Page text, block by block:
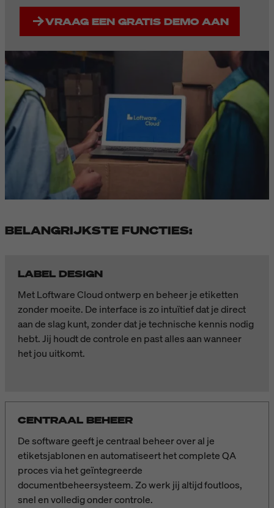
VRAAG EEN GRATIS DEMO AAN
BELANGRIJKSTE FUNCTIES:
LABEL DESIGN
Met Loftware Cloud ontwerp en beheer je etiketten
zonder moeite. De interface is zo intuïtief dat je direct
aan de slag kunt, zonder dat je technische kennis nodig
hebt. Jij houdt de controle en past alles aan wanneer
het jou uitkomt.
CENTRAAL BEHEER
De software geeft je centraal beheer over al je
etiketsjablonen en automatiseert het complete QA
proces via het geïntegreerde
documentbeheersysteem. Zo werk jij altijd foutloos,
snel en volledig onder controle.